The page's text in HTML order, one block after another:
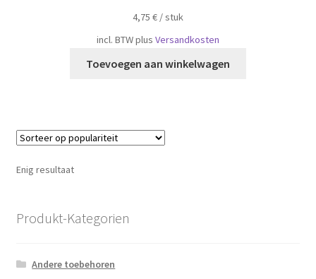
4,75 € /​​stuk
incl. BTWplus Versandkosten
Toevoegen aan winkelwagen
Enig resultaat
Produkt-Kategorien
Andere toebehoren